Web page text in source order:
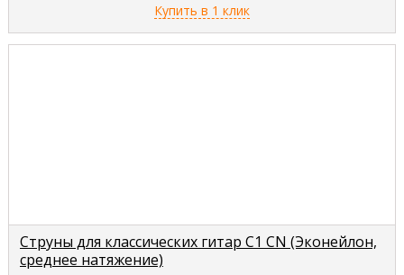
Купить в 1 клик
Струны для классических гитар C1 CN (Эконейлон,
среднее натяжение)